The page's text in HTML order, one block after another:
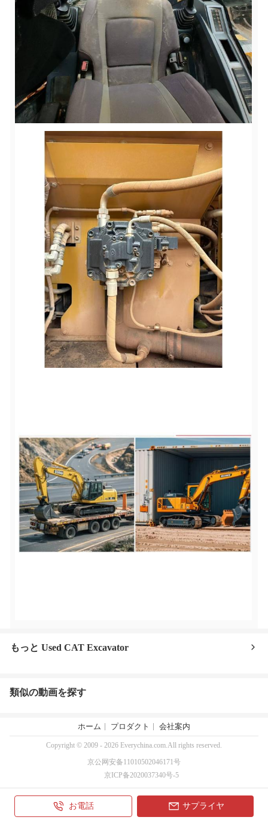
もっと Used CAT Excavator
類似の動画を探す
お電話 サプライヤ
ホーム プロダクト 会社案内
Copyright © 2009 - 2026 Everychina.com.All rights reserved.
京公网安备11010502046171号
京ICP备2020037340号-5